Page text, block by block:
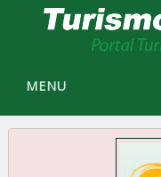
MENU